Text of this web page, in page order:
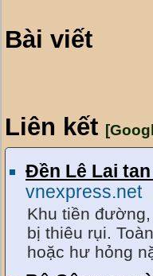
Bài viết
Liên kết
Đền Lê Lai
vnexpress.net
Khu tiền
bị thiêu rụi.
hoặc hư hỏng